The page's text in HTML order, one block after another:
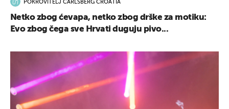
POKROVITELJ CARLSBERG CROATIA
Netko zbog ćevapa, netko zbog drške za motiku:
Evo zbog čega sve Hrvati duguju pivo...
UKLJUČITE NOTIFIKACIJE